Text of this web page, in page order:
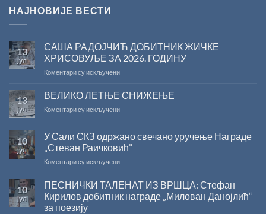
НАЈНОВИЈЕ ВЕСТИ
13
јул
САША РАДОЈЧИЋ ДОБИТНИК ЖИЧКЕ
ХРИСОВУЉЕ ЗА 2026. ГОДИНУ
Коментари су искљученина
РАДОЈЧИЋ
ЖИЧКЕ
2026.
ГОДИНУ
13
јул
ВЕЛИКО ЛЕТЊЕ СНИЖЕЊЕ
Коментари су искљученина
СНИЖЕЊЕ
10
јул
У Сали СКЗ одржано свечано уручење Награде
„Стеван Раичковић”
Коментари су искљученина
Сали
одржано
10
јул
ПЕСНИЧКИ ТАЛЕНАТ ИЗ ВРШЦА: Стефан
Кирилов добитник награде „Милован Данојлић“
за поезију